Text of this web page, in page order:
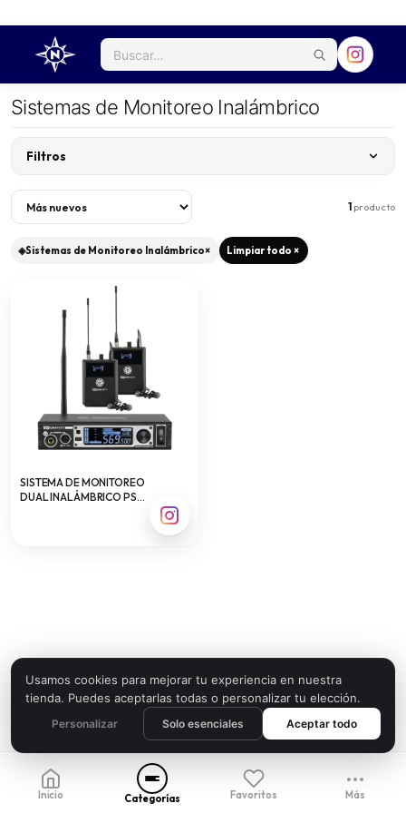
Sistemas de Monitoreo Inalámbrico
Filtros
1producto
◈Sistemas de Monitoreo Inalámbrico× Limpiar todo ×
SISTEMA DE MONITOREO
DUAL INALÁMBRICO PSG
Inicio Categorías Favoritos Más
Usamos cookies para mejorar tu experiencia en nuestra
tienda. Puedes aceptarlas todas o personalizar tu elección.
Personalizar Solo esenciales Aceptar todo